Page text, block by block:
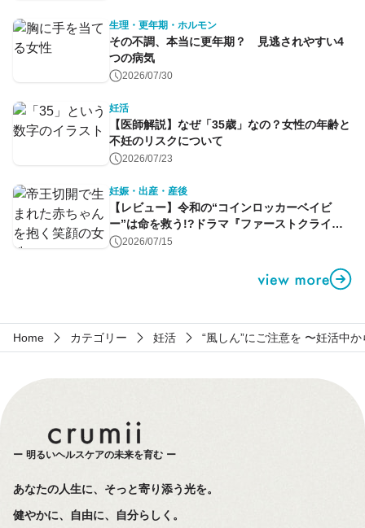
生理・更年期・ホルモン
その不調、本当に更年期？ 見逃されやすい4
つの病気
2026/07/30
妊活
【医師解説】なぜ「35歳」なの？女性の年齢と
不妊のリスクについて
2026/07/23
妊娠・出産・産後
【レビュー】令和の“コインロッカーベイビ
ー”は命を救う!?ドラマ『ファーストクライ』
第1話2026/07/15
Home カテゴリー 妊活 “風しん”にご注意を 〜妊活中
明るいヘルスケアの未来を育む
あなたの人生に、そっと寄り添う光を。
健やかに、自由に、自分らしく。